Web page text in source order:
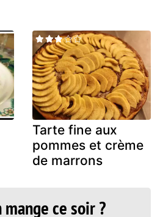
Tarte fine aux
pommes et crème
de marrons
ce soir ?